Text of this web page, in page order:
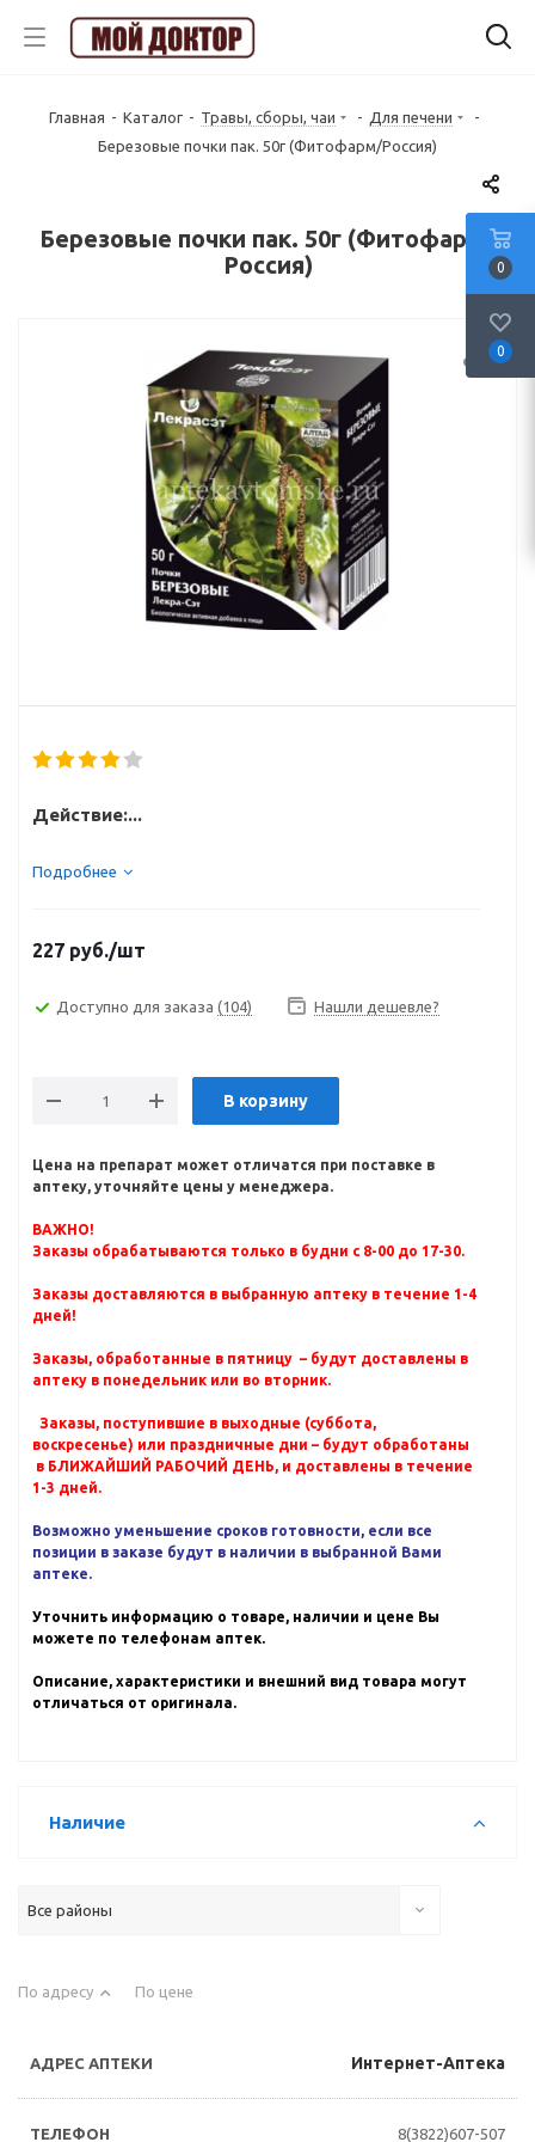
Главная - Каталог - Травы, сборы, чаи - Для печени
-
Березовые почки пак. 50г (Фитофарм/Россия)
Березовые почки пак. 50г (Фитофарм/
Россия)
Действие:...
Подробнее
227 руб./шт
Доступно для заказа (104) Нашли дешевле?
В корзину
Цена на препарат может отличатся при поставке в
аптеку, уточняйте цены у менеджера.
ВАЖНО!
Заказы обрабатываются только в будни с 8-00 до 17-30.
Заказы доставляются в выбранную аптеку в течение 1-4
дней!
Заказы, обработанные в пятницу – будут доставлены в
аптеку в понедельник или во вторник.
Заказы, поступившие в выходные (суббота,
воскресенье) или праздничные дни – будут обработаны
в БЛИЖАЙШИЙ РАБОЧИЙ ДЕНЬ, и доставлены в течение
1-3 дней.
Возможно уменьшение сроков готовности, если все
позиции в заказе будут в наличии в выбранной Вами
аптеке.
Уточнить информацию о товаре, наличии и цене Вы
можете по телефонам аптек.
Описание, характеристики и внешний вид товара могут
отличаться от оригинала.
Наличие
Все районы
По адресу По цене
Интернет-Аптека
8(3822)607-507
0
0